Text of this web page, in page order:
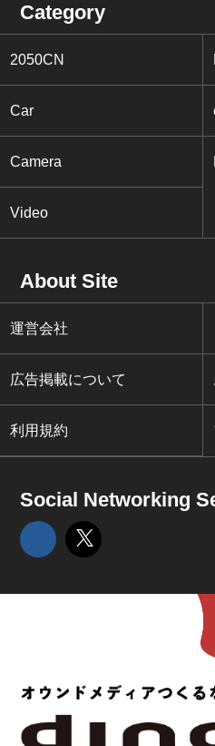
Category
2050CN
Car
Camera
Video
About Site
運営会社
広告掲載について
利用規約
Social Networking